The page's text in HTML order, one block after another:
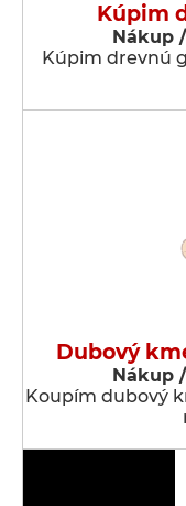
Kúpim
Nákup
Kúpim drevnú
Dubový
Nákup
Koupím dubový